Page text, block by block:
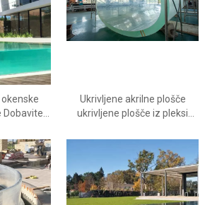
Ukrivljene akrilne plošče
ukrivljene plošče iz pleksi
plošče - Leyu